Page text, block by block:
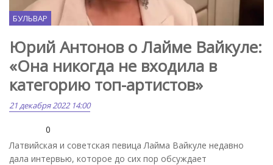
БУЛЬВАР
Юрий Антонов о Лайме Вайкуле:
«Она никогда не входила в
категорию топ-артистов»
21 декабря 2022 14:00
0
Латвийская и советская певица Лайма Вайкуле недавно
дала интервью, которое до сих пор обсуждает